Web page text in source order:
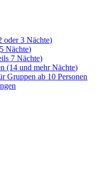
oder 3 Nächte)
Nächte)
7 Nächte)
(14 und mehr Nächte)
Gruppen ab 10 Personen